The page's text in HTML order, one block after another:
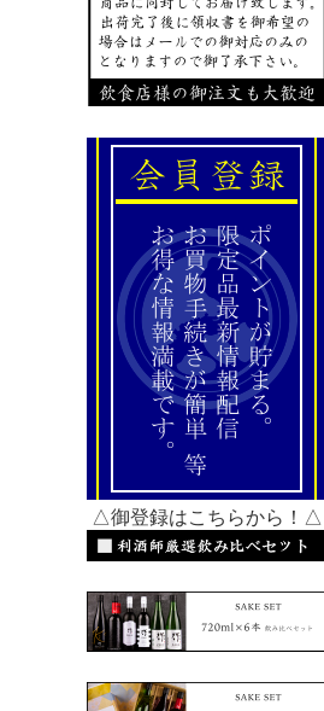
△御登録はこちらから！△